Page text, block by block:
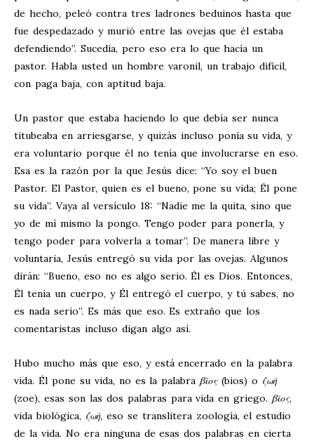
de hecho, peleó contra tres ladrones beduinos hasta que
fue despedazado y murió entre las ovejas que él estaba
defendiendo”. Sucedía, pero eso era lo que hacía un
pastor. Habla usted un hombre varonil, un trabajo difícil,
con paga baja, con aptitud baja.
Un pastor que estaba haciendo lo que debía ser nunca
titubeaba en arriesgarse, y quizás incluso ponía su vida, y
era voluntario porque él no tenía que involucrarse en eso.
Esa es la razón por la que Jesús dice: “Yo soy el buen
Pastor. El Pastor, quien es el bueno, pone su vida; Él pone
su vida”. Vaya al versículo 18: “Nadie me la quita, sino que
yo de mí mismo la pongo. Tengo poder para ponerla, y
tengo poder para volverla a tomar”. De manera libre y
voluntaria, Jesús entregó su vida por las ovejas. Algunos
dirán: “Bueno, eso no es algo serio. Él es Dios. Entonces,
Él tenía un cuerpo, y Él entregó el cuerpo, y tú sabes, no
es nada serio”. Es más que eso. Es extraño que los
comentaristas incluso digan algo así.
Hubo mucho más que eso, y está encerrado en la palabra
vida. Él pone su vida, no es la palabraβίος(bios) o ζωή
(zoe), esas son las dos palabras para vida en griego.βίος,
vida biológica, ζωή, eso se translitera zoología, el estudio
de la vida. No era ninguna de esas dos palabras en cierta